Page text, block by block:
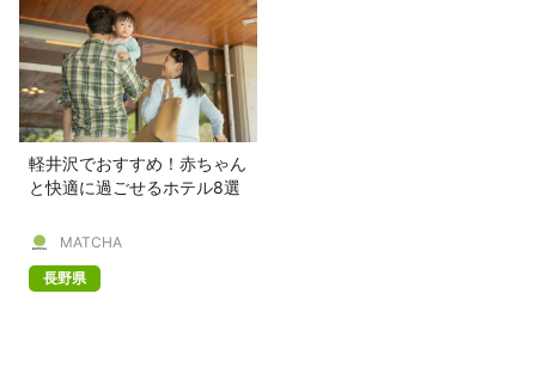
軽井沢でおすすめ！赤ちゃん
と快適に過ごせるホテル8選
MATCHA
長野県